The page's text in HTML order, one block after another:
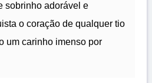
sobrinho adorável e
o coração de qualquer tio
um carinho imenso por